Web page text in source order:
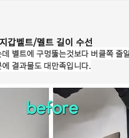
갑벨트/멜트 길이 수선
벨트에 구멍뚫는것보다 버클쪽 줄
결과물도 대만족입니다.